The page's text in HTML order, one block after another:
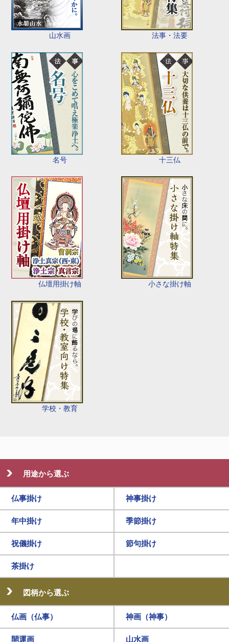
山水画 法事・法要
名号 十三仏
仏壇用掛け軸 小さな掛け軸
学校・教育
用途から選ぶ
仏事掛け 神事掛け
年中掛け 季節掛け
祝儀掛け 節句掛け
茶掛け
図柄から選ぶ
仏画（仏事） 神画（神事）
開運画 山水画